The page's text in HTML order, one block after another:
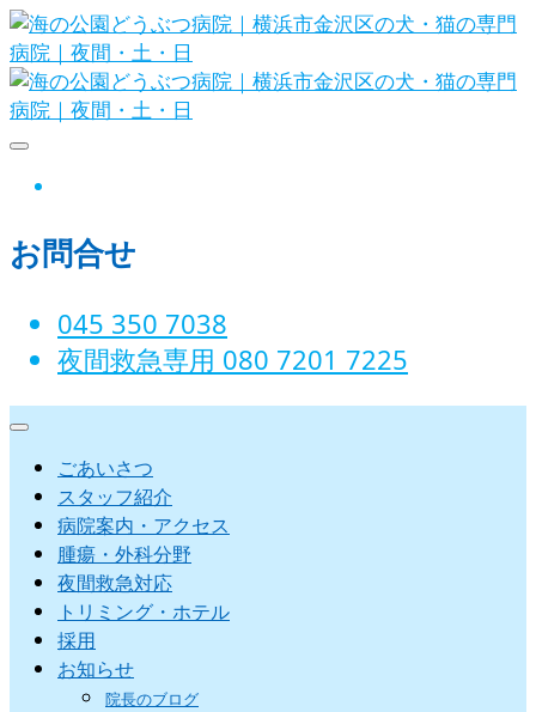
Skip
to
content
日
お問合せ
045 350 7038‬
夜間救急専用 080 7201 7225‬
ごあいさつ
スタッフ紹介
病院案内・アクセス
腫瘍・外科分野
夜間救急対応
トリミング・ホテル
採用
お知らせ
院長のブログ